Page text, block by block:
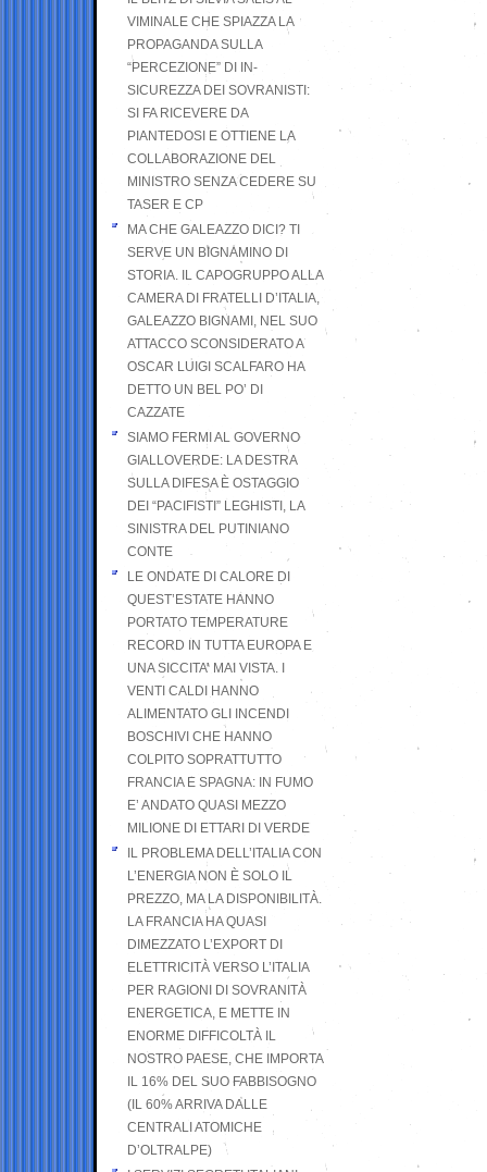
VIMINALE CHE SPIAZZA LA
PROPAGANDA SULLA
“PERCEZIONE” DI IN-
SICUREZZA DEI SOVRANISTI:
SI FA RICEVERE DA
PIANTEDOSI E OTTIENE LA
COLLABORAZIONE DEL
MINISTRO SENZA CEDERE SU
TASER E CP
MA CHE GALEAZZO DICI? TI
SERVE UN BIGNAMINO DI
STORIA. IL CAPOGRUPPO ALLA
CAMERA DI FRATELLI D’ITALIA,
GALEAZZO BIGNAMI, NEL SUO
ATTACCO SCONSIDERATO A
OSCAR LUIGI SCALFARO HA
DETTO UN BEL PO’ DI
CAZZATE
SIAMO FERMI AL GOVERNO
GIALLOVERDE: LA DESTRA
SULLA DIFESA È OSTAGGIO
DEI “PACIFISTI” LEGHISTI, LA
SINISTRA DEL PUTINIANO
CONTE
LE ONDATE DI CALORE DI
QUEST’ESTATE HANNO
PORTATO TEMPERATURE
RECORD IN TUTTA EUROPA E
UNA SICCITA’ MAI VISTA. I
VENTI CALDI HANNO
ALIMENTATO GLI INCENDI
BOSCHIVI CHE HANNO
COLPITO SOPRATTUTTO
FRANCIA E SPAGNA: IN FUMO
E’ ANDATO QUASI MEZZO
MILIONE DI ETTARI DI VERDE
IL PROBLEMA DELL’ITALIA CON
L’ENERGIA NON È SOLO IL
PREZZO, MA LA DISPONIBILITÀ.
LA FRANCIA HA QUASI
DIMEZZATO L’EXPORT DI
ELETTRICITÀ VERSO L’ITALIA
PER RAGIONI DI SOVRANITÀ
ENERGETICA, E METTE IN
ENORME DIFFICOLTÀ IL
NOSTRO PAESE, CHE IMPORTA
IL 16% DEL SUO FABBISOGNO
(IL 60% ARRIVA DALLE
CENTRALI ATOMICHE
D’OLTRALPE)